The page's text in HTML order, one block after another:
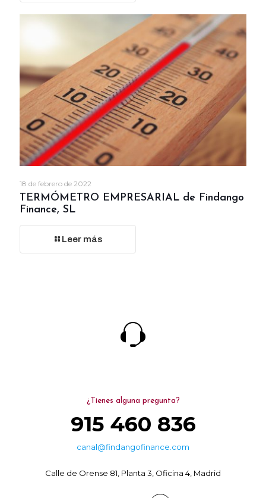
18 de febrero de 2022
TERMÓMETRO EMPRESARIAL de Findango
Finance, SL
Leer más
¿Tienes alguna pregunta?
915 460 836
canal@findangofinance.com
Calle de Orense 81, Planta 3, Oficina 4, Madrid